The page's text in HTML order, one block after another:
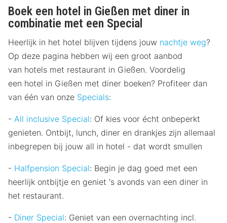
Boek een hotel in Gießen met diner in
combinatie met een Special
Heerlijk in het hotel blijven tijdens jouw nachtje weg?
Op deze pagina hebben wij een groot aanbod
van hotels met restaurant in Gießen. Voordelig
een hotel in Gießen met diner boeken? Profiteer dan
van één van onze Specials:
- All inclusive Special: Of kies voor écht onbeperkt
genieten. Ontbijt, lunch, diner en drankjes zijn allemaal
inbegrepen bij jouw all in hotel - dat wordt smullen
- Halfpension Special: Begin je dag goed met een
heerlijk ontbijtje en geniet ‘s avonds van een diner in
het restaurant.
- Diner Special: Geniet van een overnachting incl.